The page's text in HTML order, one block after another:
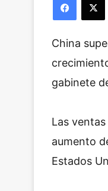
China
gabinete
Las
aumento
Estados